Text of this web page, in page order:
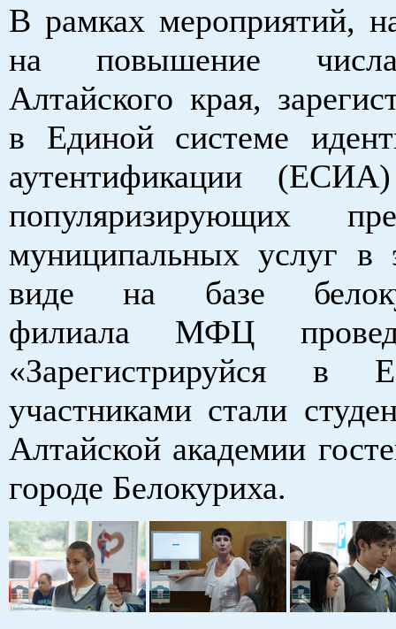
В рамках мероприятий,
на повышение
Алтайского края,
в Единой системе
аутентификации
популяризирующих
муниципальных услуг в
виде на базе
филиала МФЦ
«Зарегистрируйся
участниками стали
Алтайской академии
городе Белокуриха.